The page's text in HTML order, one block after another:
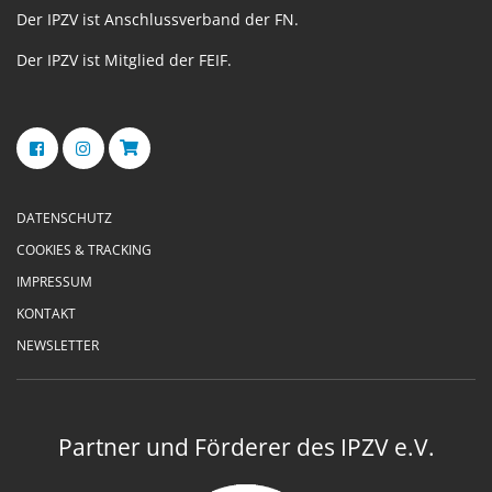
Der IPZV ist Anschlussverband der FN.
Der IPZV ist Mitglied der FEIF.
DATENSCHUTZ
COOKIES & TRACKING
IMPRESSUM
KONTAKT
NEWSLETTER
Partner und Förderer des IPZV e.V.